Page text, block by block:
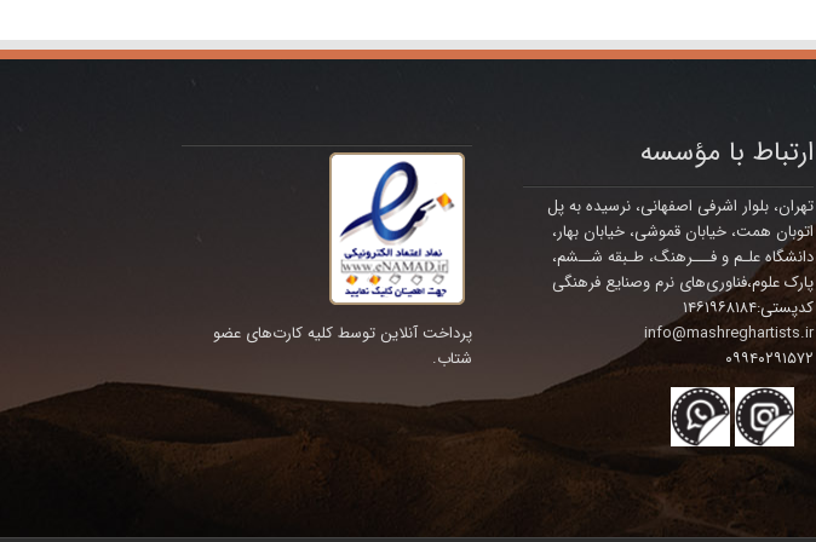
ارتباط با مؤسسه
تهران، بلوار اشرفی اصفهانی، نرسیده به پل
اتوبان همت، خیابان قموشی، خیابان بهار،
دانشگاه علـم و فـــرهنگ، طـبقه شــشم،
پارک علوم،فناوری‌های نرم وصنایع فرهنگی
کدپستی:۱۴۶۱۹۶۸۱۸۴
info@mashreghartists.ir
۰۹۹۴۰۲۹۱۵۷۲
پرداخت آنلاین توسط کلیه کارت‌های عضو
شتاب.